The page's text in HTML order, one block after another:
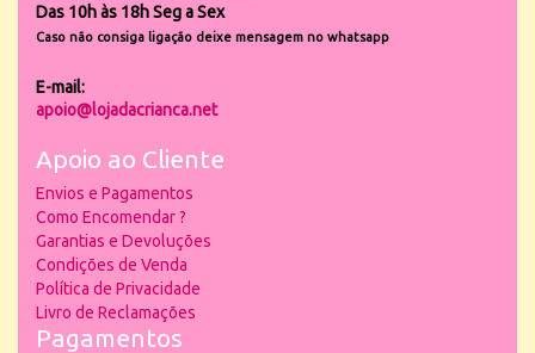
Das 10h às 18h Seg a Sex
Caso não consiga ligação deixe mensagem no whatsapp
E-mail:
apoio@lojadacrianca.net
Apoio ao Cliente
Envios e Pagamentos
Como Encomendar ?
Garantias e Devoluções
Condições de Venda
Política de Privacidade
Livro de Reclamações
Pagamentos